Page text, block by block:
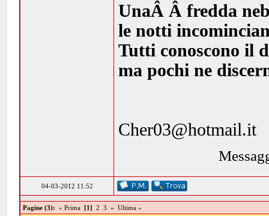
UnaÂ Â fredda
le notti
Tutti conoscono il
ma pochi ne
Cher03@hotmail.it
04-03-2012 11:52
Pagine (3): « Prima [1] 2 3 » Ultima »